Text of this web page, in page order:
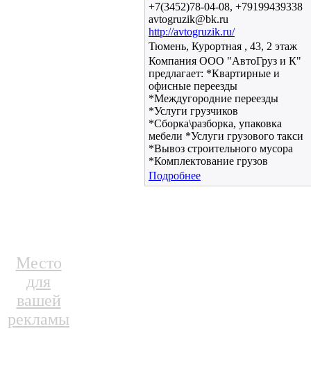
+7(3452)78-04-08, +79199439338
avtogruzik@bk.ru
http://avtogruzik.ru/
Тюмень, Курортная , 43, 2 этаж
Компания OOO "АвтоГруз и К"
предлагает: *Квартирные и
офисные переезды
*Междугородние переезды
*Услуги грузчиков
*Сборка\разборка, упаковка
мебели *Услуги грузового такси
*Вывоз строительного мусора
*Комплектование грузов
Подробнее
Место
для
вашей
рекламы